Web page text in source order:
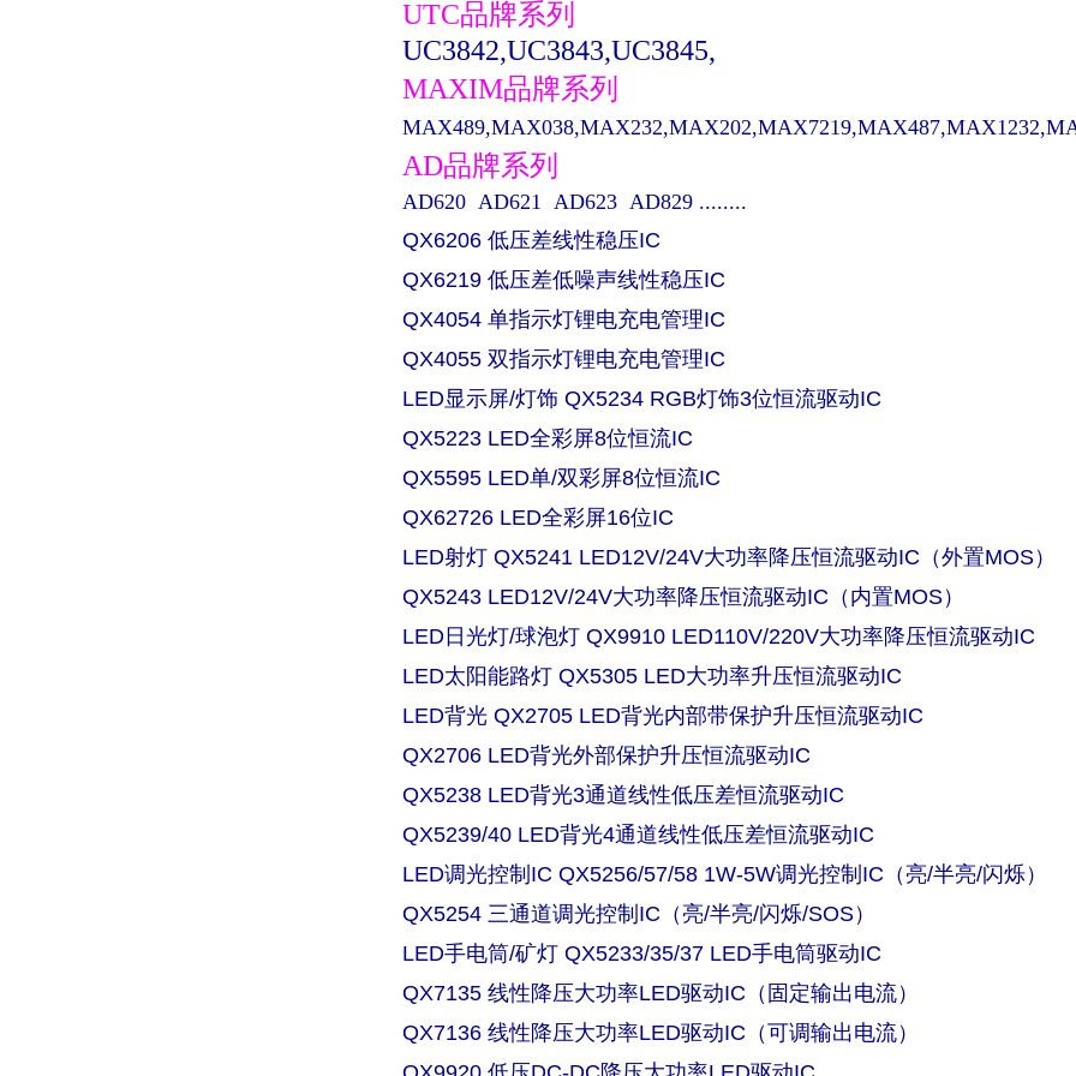
UTC品牌系列
UC3842,UC3843,UC3845,
MAXIM品牌系列
AD品牌系列
AD620 AD621 AD623 AD829 ........
QX6206 低压差线性稳压IC
QX6219 低压差低噪声线性稳压IC
QX4054 单指示灯锂电充电管理IC
QX4055 双指示灯锂电充电管理IC
LED显示屏/灯饰 QX5234 RGB灯饰3位恒流驱动IC
QX5223 LED全彩屏8位恒流IC
QX5595 LED单/双彩屏8位恒流IC
QX62726 LED全彩屏16位IC
LED射灯 QX5241 LED12V/24V大功率降压恒流驱动IC（外置MOS）
QX5243 LED12V/24V大功率降压恒流驱动IC（内置MOS）
LED日光灯/球泡灯 QX9910 LED110V/220V大功率降压恒流驱动IC
LED太阳能路灯 QX5305 LED大功率升压恒流驱动IC
LED背光 QX2705 LED背光内部带保护升压恒流驱动IC
QX2706 LED背光外部保护升压恒流驱动IC
QX5238 LED背光3通道线性低压差恒流驱动IC
QX5239/40 LED背光4通道线性低压差恒流驱动IC
LED调光控制IC QX5256/57/58 1W-5W调光控制IC（亮/半亮/闪烁）
QX5254 三通道调光控制IC（亮/半亮/闪烁/SOS）
LED手电筒/矿灯 QX5233/35/37 LED手电筒驱动IC
QX7135 线性降压大功率LED驱动IC（固定输出电流）
QX7136 线性降压大功率LED驱动IC（可调输出电流）